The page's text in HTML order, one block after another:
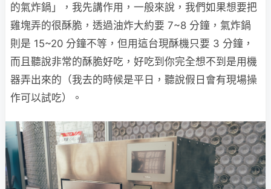
的氣炸鍋」，我先講作用，一般來說，我們如果想要把
雞塊弄的很酥脆，透過油炸大約要 7~8 分鐘，氣炸鍋
則是 15~20 分鐘不等，但用這台現酥機只要 3 分鐘，
而且聽說非常的酥脆好吃，好吃到你完全想不到是用機
器弄出來的（我去的時候是平日，聽說假日會有現場操
作可以試吃）。